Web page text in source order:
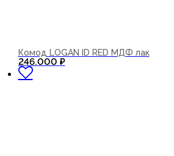
Комод LOGAN ID RED МДФ лак
246.000 ₽